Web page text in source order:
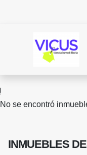
No se encontró
INMUEBLES